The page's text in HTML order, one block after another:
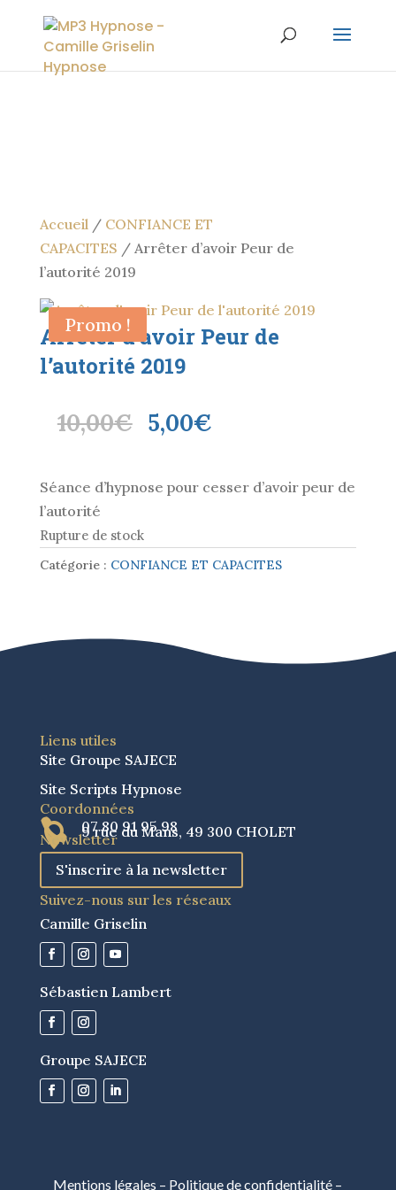
Accueil/ CONFIANCE ET
CAPACITES / Arrêter d’avoir Peur de
l’autorité 2019
Promo !
Arrêter d’avoir Peur de
l’autorité 2019
10,00€ Le
prix
était :
5,00€Le
est :
Séance d’hypnose pour cesser d’avoir peur de
l’autorité
Rupture de stock
Catégorie : CONFIANCE ET CAPACITES
Liens utiles
Site Groupe SAJECE
Site Scripts Hypnose
Coordonnées
 9 rue du Mans, 49 300 CHOLET
 07 80 91 95 98
Newsletter
S'inscrire à la newsletter
Suivez-nous sur les réseaux
Camille Griselin
Sébastien Lambert
Groupe SAJECE
Mentions légales – Politique de confidentialité –